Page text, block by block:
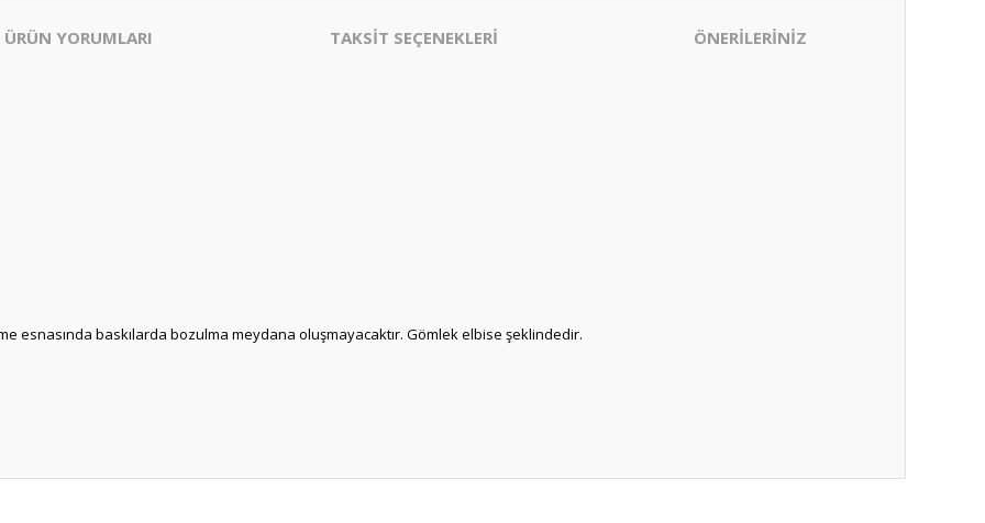
ÜRÜN YORUMLARI TAKSİT SEÇENEKLERİ ÖNERİLERİNİZ
esnasında baskılarda bozulma meydana oluşmayacaktır. Gömlek elbise şeklindedir.